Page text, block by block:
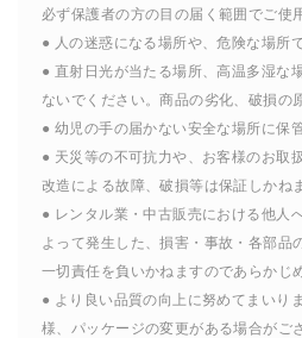
必ず保護者の方の目の届く範囲でご使
● 人の迷惑になる場所や、危険な場所
● 直射日光が当たる場所、高温多湿な
ないでください。商品の劣化、破損の
● 幼児の手の届かない安全な場所に保
● 天災等の不可抗力や、お客様のお取
改造による故障、破損等は保証しかねま
● レンタル業・中古販売における他人
よって発生した、損害・事故・各部品
一切責任を負いかねますのであらかじ
● より良い品質の向上に努めてまいり
様、パッケージの変更がある場合がご